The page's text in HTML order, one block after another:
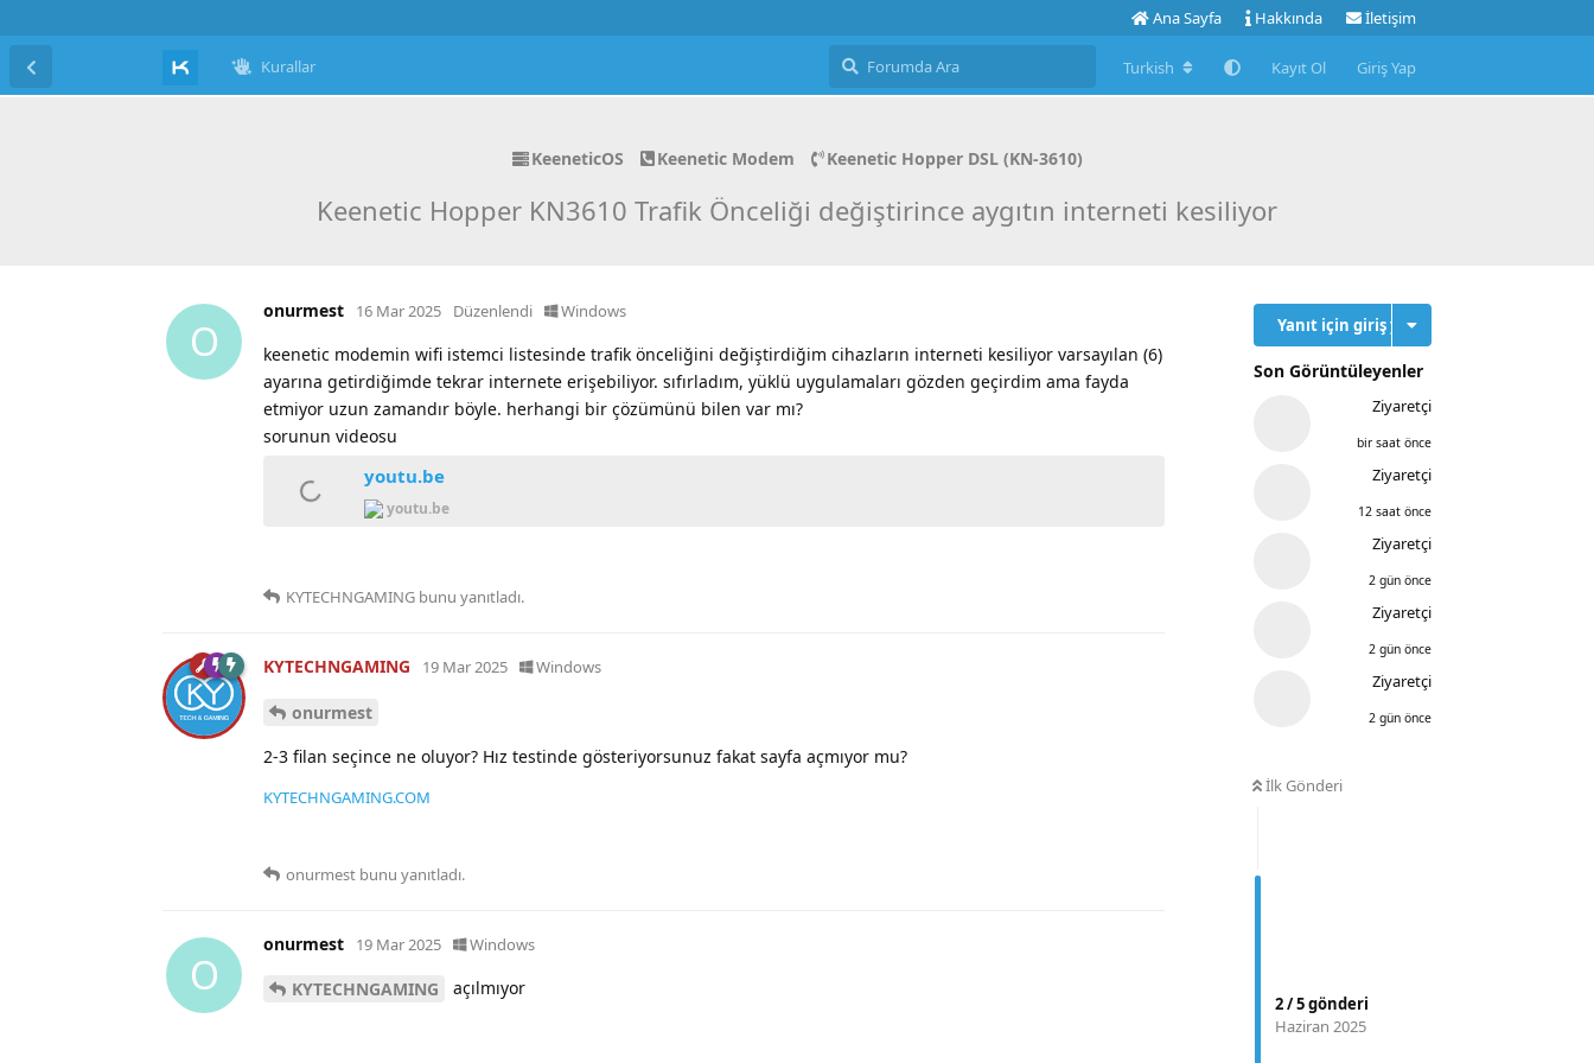
Ana Sayfa Hakkında İletişim
Kurallar Turkish Kayıt Ol Giriş Yap
KeeneticOS Keenetic Modem Keenetic Hopper DSL (KN-3610)
Keenetic Hopper KN3610 Trafik Önceliği değiştirince aygıtın interneti kesiliyor
Yanıt için giriş yap
Son Görüntüleyenler
Ziyaretçi
bir saat önce
Ziyaretçi
12 saat önce
Ziyaretçi
2 gün önce
Ziyaretçi
2 gün önce
Ziyaretçi
2 gün önce
İlk Gönderi
2/5gönderi
Haziran 2025
O
onurmest 16 Mar 2025 Düzenlendi Windows
keenetic modemin wifi istemci listesinde trafik önceliğini değiştirdiğim cihazların interneti kesiliyor varsayılan (6)
ayarına getirdiğimde tekrar internete erişebiliyor. sıfırladım, yüklü uygulamaları gözden geçirdim ama fayda
etmiyor uzun zamandır böyle. herhangi bir çözümünü bilen var mı?
sorunun videosu
youtu.be
youtu.be
KYTECHNGAMING bunu yanıtladı.
KYTECHNGAMING 19 Mar 2025 Windows
onurmest
2-3 filan seçince ne oluyor? Hız testinde gösteriyorsunuz fakat sayfa açmıyor mu?
KYTECHNGAMING.COM
onurmest bunu yanıtladı.
O
onurmest 19 Mar 2025 Windows
KYTECHNGAMING açılmıyor